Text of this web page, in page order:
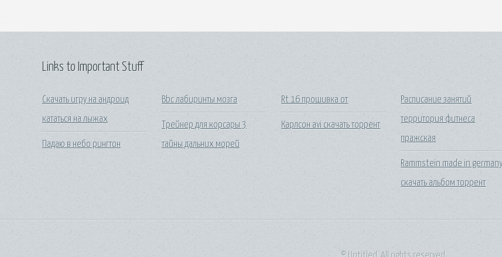
Links to Important Stuff
Скачать игру на андроид
кататься на лыжах
Падаю в небо рингтон
Bbc лабиринты мозга
Трейнер для корсары 3
тайны дальних морей
Rt 16 прошивка от
Карлсон avi скачать торрент
Расписание занятий
территория фитнеса
пражская
Rammstein made in
скачать альбом торрент